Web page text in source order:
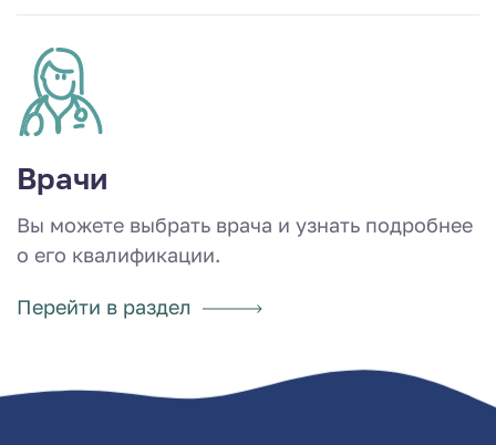
Врачи
Вы можете выбрать врача и узнать подробнее
о его квалификации.
Перейти в раздел